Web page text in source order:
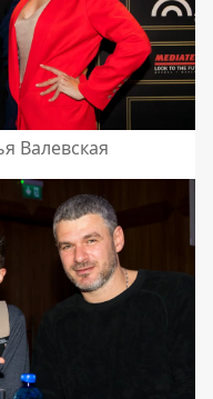
Валевская